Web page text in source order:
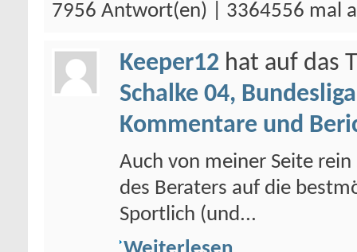
7956 Antwort(en) | 3364556 mal
Keeper12 hat auf das
Schalke 04,
Kommentare und
Auch von meiner Seite
des Beraters auf die
Sportlich (und...